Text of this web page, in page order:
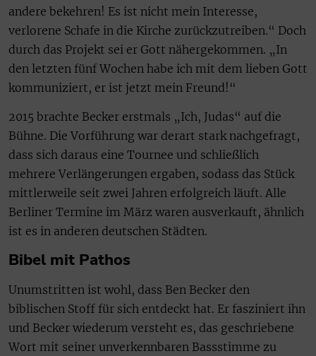
andere bekehren! Es ist nicht mein Interesse,
verlorene Schafe in die Kirche zurückzutreiben.“ Doch
durch das Projekt sei er Gott nähergekommen. „In
den letzten fünf Wochen habe ich mit dem lieben Gott
kommuniziert, er ist jetzt mein Freund!“
2015 brachte Becker erstmals „Ich, Judas“ auf die
Bühne. Die Vorführung war derart stark nachgefragt,
dass sich daraus eine Tournee und schließlich
mehrere Verlängerungen ergaben, sodass das Stück
mittlerweile seit zwei Jahren erfolgreich läuft. Alle
Berliner Termine im März waren ausverkauft, ähnlich
ist es in anderen deutschen Städten.
Bibel mit Pathos
Unumstritten ist wohl, dass Ben Becker den
biblischen Stoff für sich entdeckt hat. Er fasziniert ihn
und Becker wiederum versteht es, das geschriebene
Wort mit seiner unverkennbaren Bassstimme zu